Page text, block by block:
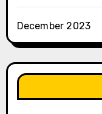
December 2023